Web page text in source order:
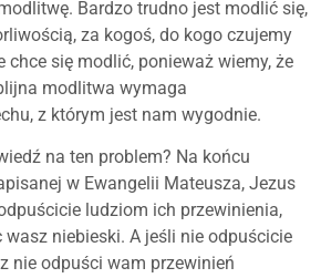
Bardzo trudno jest modlić się,
za kogoś, do kogo czujemy
chce się modlić, ponieważ wiemy, że
modlitwa wymaga
z którym jest nam wygodnie.
na ten problem? Na końcu
w Ewangelii Mateusza, Jezus
ludziom ich przewinienia,
niebieski. A jeśli nie odpuścicie
nie odpuści wam przewinień